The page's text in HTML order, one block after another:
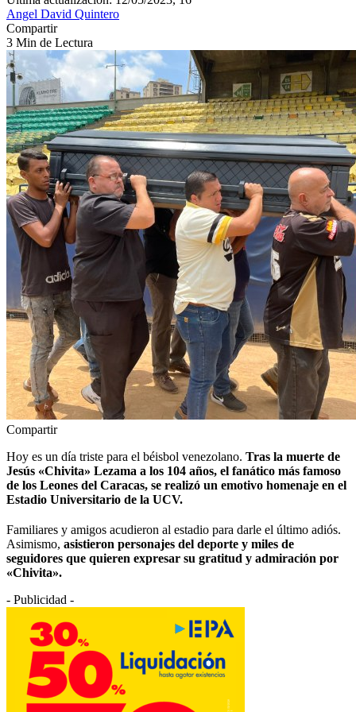
Angel David Quintero
Compartir
3 Min de Lectura
Compartir
Hoy es un día triste para el béisbol venezolano. Tras la muerte de
Jesús «Chivita» Lezama a los 104 años, el fanático más famoso
de los Leones del Caracas, se realizó un emotivo homenaje en el
Estadio Universitario de la UCV.
Familiares y amigos acudieron al estadio para darle el último adiós.
Asimismo, asistieron personajes del deporte y miles de
seguidores que quieren expresar su gratitud y admiración por
«Chivita».
- Publicidad -